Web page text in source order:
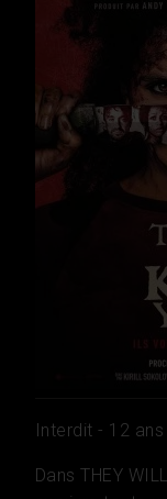
Interdit - 12 ans
Dans THEY